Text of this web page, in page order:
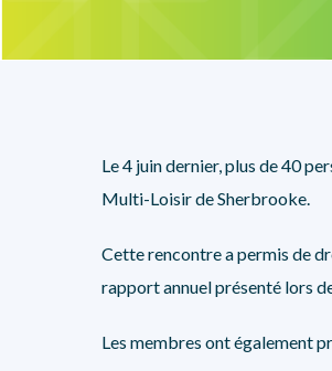
Le 4 juin dernier, plus de 40
Multi-Loisir de Sherbrooke.
Cette rencontre a permis de
rapport annuel présenté lors
Les membres ont également